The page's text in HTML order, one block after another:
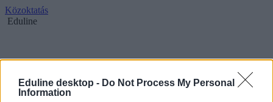
Eduline desktop - Do Not Process My Personal
Information
Közoktatás
Eduline